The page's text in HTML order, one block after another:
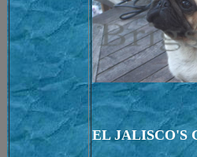
EL JALISCO'S